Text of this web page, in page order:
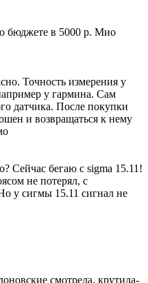
бюджете в 5000 р. Мио
Точность измерения у
у гармина. Сам
датчика. После покупки
и возвращаться к нему
Сейчас бегаю с sigma 15.11!
не потерял, с
у сигмы 15.11 сигнал не
смотрела, крутила-